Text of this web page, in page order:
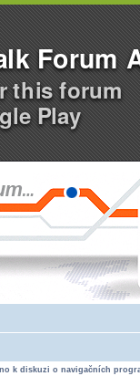
Forum
this forum
Play
k diskuzi o navigačních